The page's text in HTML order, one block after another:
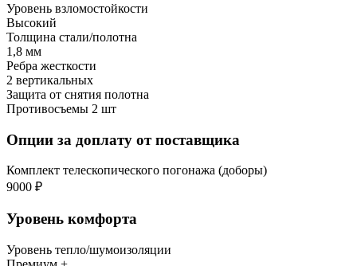
Уровень взломостойкости
Высокий
Толщина стали/полотна
1,8 мм
Ребра жесткости
2 вертикальных
Защита от снятия полотна
Противосъемы 2 шт
Опции за доплату от поставщика
Комплект телескопического погонажа (доборы)
9000 ₽
Уровень комфорта
Уровень тепло/шумоизоляции